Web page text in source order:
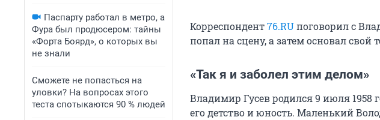
Паспарту работал в метро, а
Фура был продюсером: тайны
«Форта Боярд», о которых вы
не знали
Сможете не попасться на
уловки? На вопросах этого
теста спотыкаются 90 % людей
Корреспондент76.RUпоговорил с
попал на сцену, а затем основал свой
«Так я и заболел этим делом»
Владимир Гусев родился 9 июля
его детство и юность. Маленький